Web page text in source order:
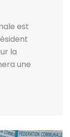
est
la
une